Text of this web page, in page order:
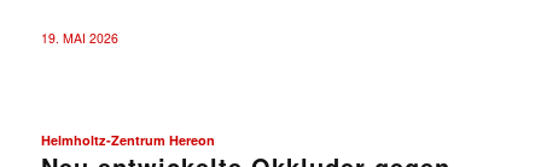
19. MAI 2026
Helmholtz-Zentrum Hereon